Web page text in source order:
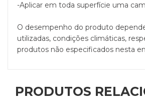
-Aplicar em toda superfície uma
O desempenho do produto
utilizadas, condições climáticas,
produtos não especificados nesta
PRODUTOS